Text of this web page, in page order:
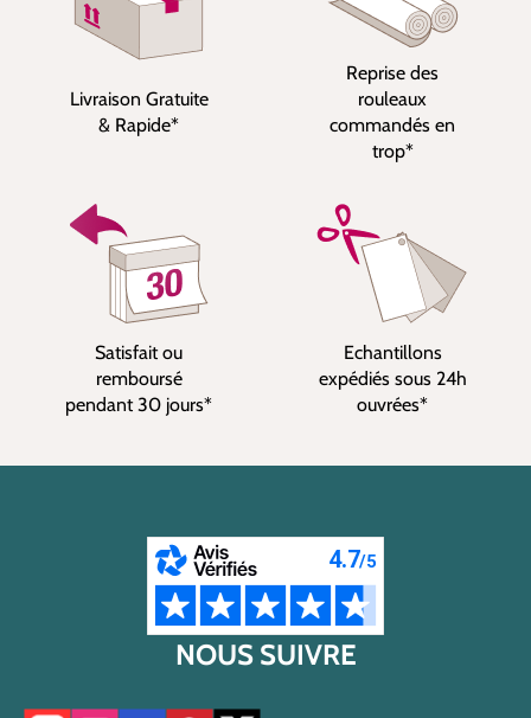
Livraison Gratuite
& Rapide*
Reprise des
rouleaux
commandés en
trop*
Satisfait ou
remboursé
pendant 30 jours*
Echantillons
expédiés sous 24h
ouvrées*
NOUS SUIVRE